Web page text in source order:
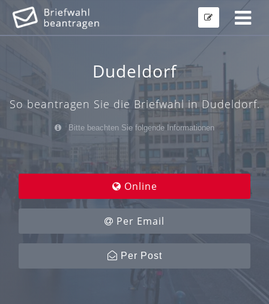
Dudeldorf
So beantragen Sie die Briefwahl in Dudeldorf.
Bitte beachten Sie folgende Informationen
Online
Per Email
Per Post